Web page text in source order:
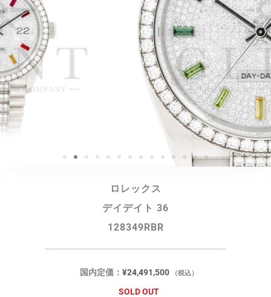
ロレックス
デイデイト 36
128349RBR
国内定価： ¥24,491,500 （税込）
SOLD OUT